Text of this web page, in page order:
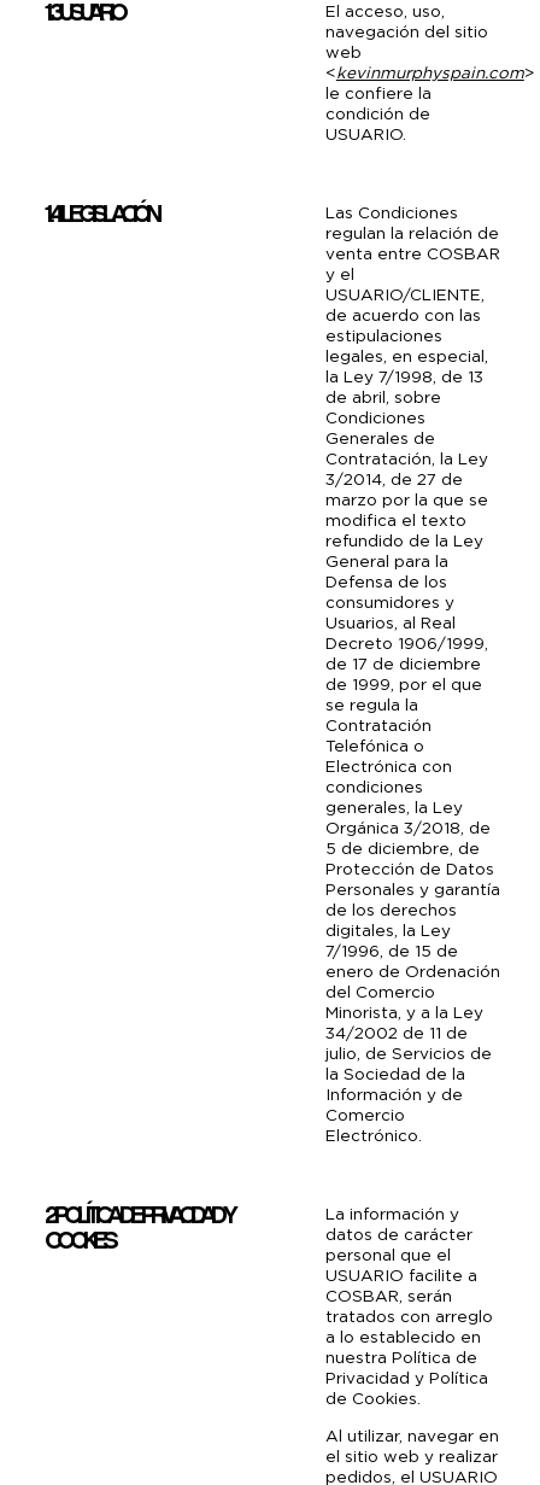
1.3 USUARIO
El acceso, uso,
navegación del sitio
web
<kevinmurphyspain.com>
le confiere la
condición de
USUARIO.
1.4 LEGISLACIÓN
Las Condiciones
regulan la relación de
venta entre COSBAR
y el
USUARIO/CLIENTE,
de acuerdo con las
estipulaciones
legales, en especial,
la Ley 7/1998, de 13
de abril, sobre
Condiciones
Generales de
Contratación, la Ley
3/2014, de 27 de
marzo por la que se
modifica el texto
refundido de la Ley
General para la
Defensa de los
consumidores y
Usuarios, al Real
Decreto 1906/1999,
de 17 de diciembre
de 1999, por el que
se regula la
Contratación
Telefónica o
Electrónica con
condiciones
generales, la Ley
Orgánica 3/2018, de
5 de diciembre, de
Protección de Datos
Personales y garantía
de los derechos
digitales, la Ley
7/1996, de 15 de
enero de Ordenación
del Comercio
Minorista, y a la Ley
34/2002 de 11 de
julio, de Servicios de
la Sociedad de la
Información y de
Comercio
Electrónico.
2. POLÍTICA DE PRIVACIDAD Y
COOKIES
La información y
datos de carácter
personal que el
USUARIO facilite a
COSBAR, serán
tratados con arreglo
a lo establecido en
nuestra Política de
Privacidad y Política
de Cookies.
Al utilizar, navegar en
el sitio web y realizar
pedidos, el USUARIO